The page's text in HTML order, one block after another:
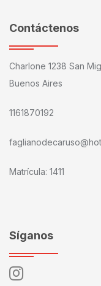
Contáctenos
Charlone 1238 San
Buenos Aires
1161870192
Matrícula: 1411
Síganos